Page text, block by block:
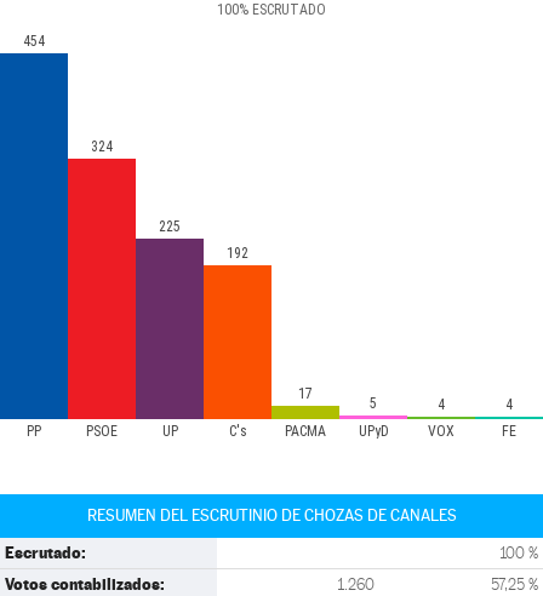
100% ESCRUTADO
PP PSOE UP C's PACMA UPyD VOX FE
454
324
225
192
17
5 4 4
RESUMEN DEL ESCRUTINIO DE CHOZAS DE CANALES
Escrutado: 100 %
Votos contabilizados: 1.260 57,25 %